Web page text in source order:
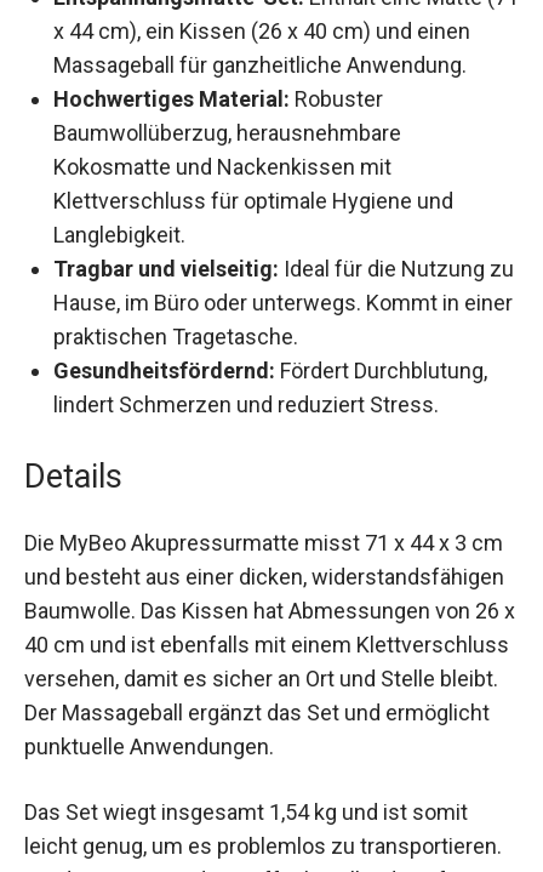
Entspannungsmatte-Set: Enthält eine Matte
(71 x 44 cm), ein Kissen (26 x 40 cm) und
einen Massageball für ganzheitliche
Anwendung.
Hochwertiges Material:Robuster
Baumwollüberzug, herausnehmbare
Kokosmatte und Nackenkissen mit
Klettverschluss für optimale Hygiene und
Langlebigkeit.
Tragbar und vielseitig:Ideal für die Nutzung
zu Hause, im Büro oder unterwegs. Kommt in
einer praktischen Tragetasche.
Gesundheitsfördernd: Fördert Durchblutung,
Details
Die MyBeo Akupressurmatte misst 71 x 44 x 3
cm und besteht aus einer dicken,
widerstandsfähigen Baumwolle. Das Kissen hat
Abmessungen von 26 x 40 cm und ist ebenfalls
mit einem Klettverschluss versehen, damit es
sicher an Ort und Stelle bleibt. Der Massageball
ergänzt das Set und ermöglicht punktuelle
Anwendungen.